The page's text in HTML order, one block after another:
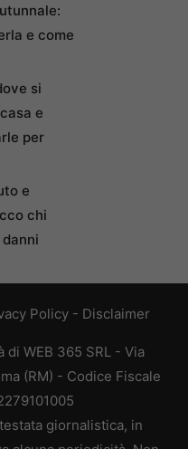
e come
si
e
per
e
chi
Policy - Disclaimer
WEB 365 SRL - Via
(RM) - Codice Fiscale
giornalistica, in